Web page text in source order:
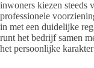
inwoners kiezen steeds
professionele
in met een duidelijke
runt het bedrijf samen
het persoonlijke